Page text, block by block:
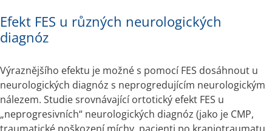
Efekt FES u různých neurologických
diagnóz
Výraznějšího efektu je možné s pomocí FES dosáhnout u
neurologických diagnóz s neprogredujícím neurologickým
nálezem. Studie srovnávající ortotický efekt FES u
„neprogresivních“ neurologických diagnóz (jako je CMP,
traumatické poškození míchy, pacienti po kraniotraumatu